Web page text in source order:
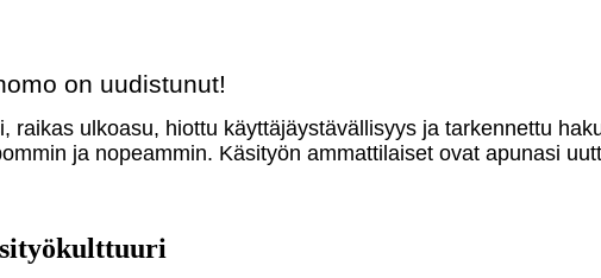
on uudistunut!
raikas ulkoasu, hiottu käyttäjäystävällisyys ja tarkennettu
ja nopeammin. Käsityön ammattilaiset ovat apunasi